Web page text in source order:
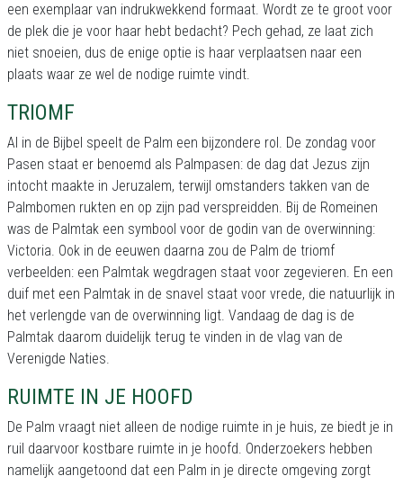
een exemplaar van indrukwekkend formaat. Wordt ze te groot voor
de plek die je voor haar hebt bedacht? Pech gehad, ze laat zich
niet snoeien, dus de enige optie is haar verplaatsen naar een
plaats waar ze wel de nodige ruimte vindt.
TRIOMF
Al in de Bijbel speelt de Palm een bijzondere rol. De zondag voor
Pasen staat er benoemd als Palmpasen: de dag dat Jezus zijn
intocht maakte in Jeruzalem, terwijl omstanders takken van de
Palmbomen rukten en op zijn pad verspreidden. Bij de Romeinen
was de Palmtak een symbool voor de godin van de overwinning:
Victoria. Ook in de eeuwen daarna zou de Palm de triomf
verbeelden: een Palmtak wegdragen staat voor zegevieren. En een
duif met een Palmtak in de snavel staat voor vrede, die natuurlijk in
het verlengde van de overwinning ligt. Vandaag de dag is de
Palmtak daarom duidelijk terug te vinden in de vlag van de
Verenigde Naties.
RUIMTE IN JE HOOFD
De Palm vraagt niet alleen de nodige ruimte in je huis, ze biedt je in
ruil daarvoor kostbare ruimte in je hoofd. Onderzoekers hebben
namelijk aangetoond dat een Palm in je directe omgeving zorgt